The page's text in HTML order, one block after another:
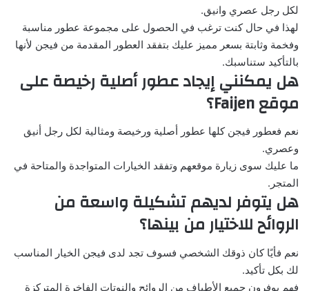
لكل رجل عصري وانيق.
لهذا في حال كنت ترغب في الحصول على مجموعة عطور مناسبة
وفخمة وثابتة بسعر مميز عليك بتفقد العطور المقدمة من فيجن لأنها
بالتأكيد ستناسبك.
هل يمكنني إيجاد عطور أصلية رخيصة على
موقع Faijen؟
نعم فعطور فيجن كلها عطور أصلية ورخيصة ومثالية لكل رجل أنيق
وعصري.
ما عليك سوى زيارة موقعهم وتفقد الخيارات المتواجدة والمتاحة في
المتجر.
هل يتوفر لديهم تشكيلة واسعة من
الروائح للاختيار من بينها؟
نعم فأيًا كان ذوقك الشخصي فسوف تجد لدى فيجن الخيار المناسب
لك بكل تأكيد.
فهم يوفرون جميع الأطياف من الروائح والنوتات الفاخرة المتركزة